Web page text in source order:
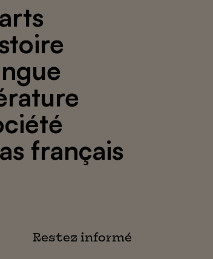
arts
français
Restez informé